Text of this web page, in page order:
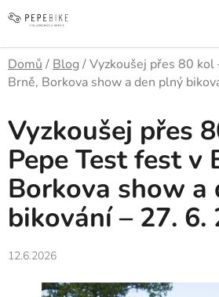
na
Domů / Blog /Vyzkoušej přes 80 kol
Brně, Borkova show a den plný
Vyzkoušej přes
Pepe Test fest v
Borkova show a
bikování – 27. 6.
12.6.2026